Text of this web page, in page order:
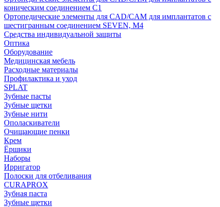
коническим соединением С1
Ортопедические элементы для CAD/CAM для имплантатов с
шестигранным соединением SEVEN, М4
Средства индивидуальной защиты
Оптика
Оборудование
Медицинская мебель
Расходные материалы
Профилактика и уход
SPLAT
Зубные пасты
Зубные щетки
Зубные нити
Ополаскиватели
Очищающие пенки
Крем
Ёршики
Наборы
Ирригатор
Полоски для отбеливания
CURAPROX
Зубная паста
Зубные щетки